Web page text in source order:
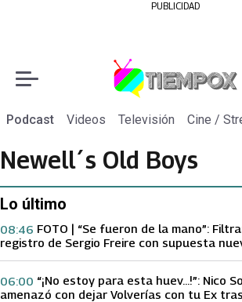
PUBLICIDAD
Podcast Videos Televisión Cine /
Newell´s Old Boys
Lo último
FOTO | “Se fueron de la mano”:
registro de Sergio Freire con supuesta
08:46
“¡No estoy para esta huev…!”: Nico
amenazó con dejar Volverías con tu Ex
06:00